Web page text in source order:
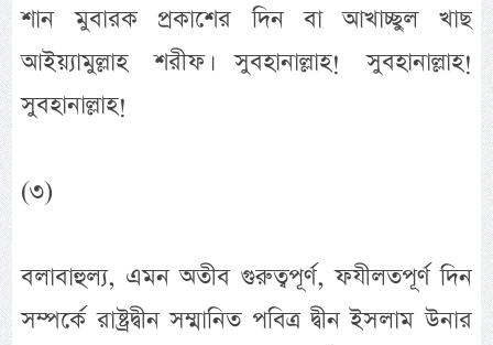
শান মুবারক প্রকাশের দিন বা আখাচ্ছুল খাছ
আইয়্যামুল্লাহ শরীফ। সুবহানাল্লাহ! সুবহানাল্লাহ!
সুবহানাল্লাহ!
(৩)
বলাবাহুল্য, এমন অতীব গুরুত্বপূর্ণ, ফযীলতপূর্ণ দিন
সম্পর্কে রাষ্ট্রদ্বীন সম্মানিত পবিত্র দ্বীন ইসলাম উনার